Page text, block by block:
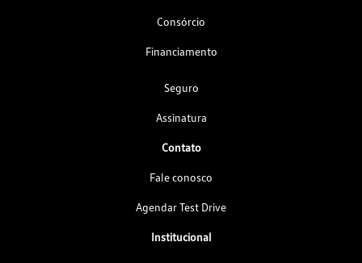
Consórcio
Financiamento
Seguro
Assinatura
Contato
Fale conosco
Agendar Test Drive
Institucional